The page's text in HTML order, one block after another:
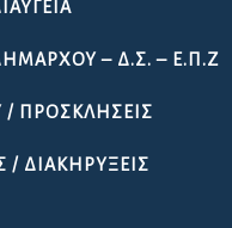
– Δ.Σ. – Ε.Π.Ζ
/ ΠΡΟΣΚΛΉΣΕΙΣ
/ ΔΙΑΚΗΡΎΞΕΙΣ